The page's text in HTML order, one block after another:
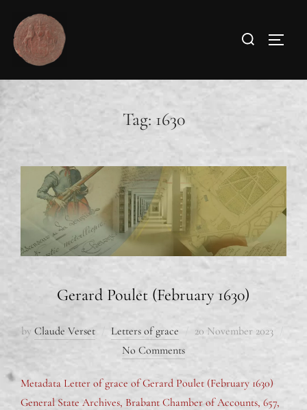
Tag: 1630
Gerard Poulet (February 1630)
by Claude Verset Letters of grace
20 November 2023
No Comments
Metadata Letter of grace of Gerard Poulet (February 1630)
General State Archives, Brabant Chamber of Accounts, 657,